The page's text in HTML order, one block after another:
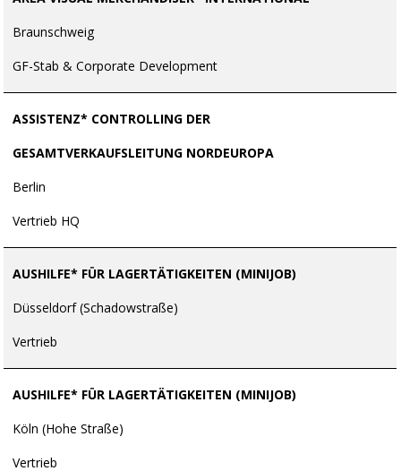
Braunschweig
GF-Stab & Corporate Development
ASSISTENZ* CONTROLLING DER
GESAMTVERKAUFSLEITUNG NORDEUROPA
Berlin
Vertrieb HQ
AUSHILFE* FÜR LAGERTÄTIGKEITEN (MINIJOB)
Düsseldorf (Schadowstraße)
Vertrieb
AUSHILFE* FÜR LAGERTÄTIGKEITEN (MINIJOB)
Köln (Hohe Straße)
Vertrieb